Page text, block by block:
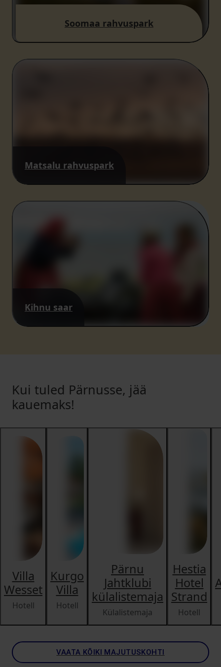
Soomaa rahvuspark
Matsalu rahvuspark
Kihnu saar
Kui tuled Pärnusse, jää
kauemaks!
Villa
Wesset
Hotell
Kurgo
Villa
Hotell
Pärnu
Jahtklubi
külalistemaja
Külalistemaja
Hestia
Hotel
Strand
Hotell
VAATA KÕIKI MAJUTUSKOHTI